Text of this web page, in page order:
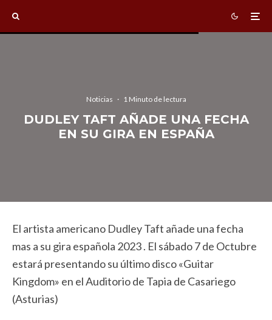
Noticias · 1 Minuto de lectura
DUDLEY TAFT AÑADE UNA FECHA
EN SU GIRA EN ESPAÑA
El artista americano Dudley Taft añade una fecha
mas a su gira española 2023 . El sábado 7 de Octubre
estará presentando su último disco «Guitar
Kingdom» en el Auditorio de Tapia de Casariego
(Asturias)